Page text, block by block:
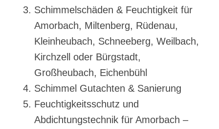
Schimmelschäden & Feuchtigkeit für
Amorbach, Miltenberg, Rüdenau,
Kleinheubach, Schneeberg, Weilbach,
Kirchzell oder Bürgstadt,
Großheubach, Eichenbühl
Schimmel Gutachten & Sanierung
Feuchtigkeitsschutz und
Abdichtungstechnik für Amorbach –